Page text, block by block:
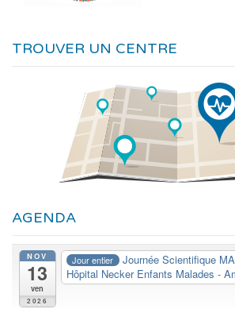
TROUVER UN CENTRE
AGENDA
NOV
13
ven
2026
Jour entier Journée Scientifique
Hôpital Necker Enfants Malades -